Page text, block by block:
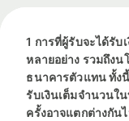
1 การที่ผู้รับจะได้รั
หลายอย่าง รวมถึง
ธนาคารตัวแทน ทั้ง
รับเงินเต็มจำนวนใ
ครั้งอาจแตกต่างกัน